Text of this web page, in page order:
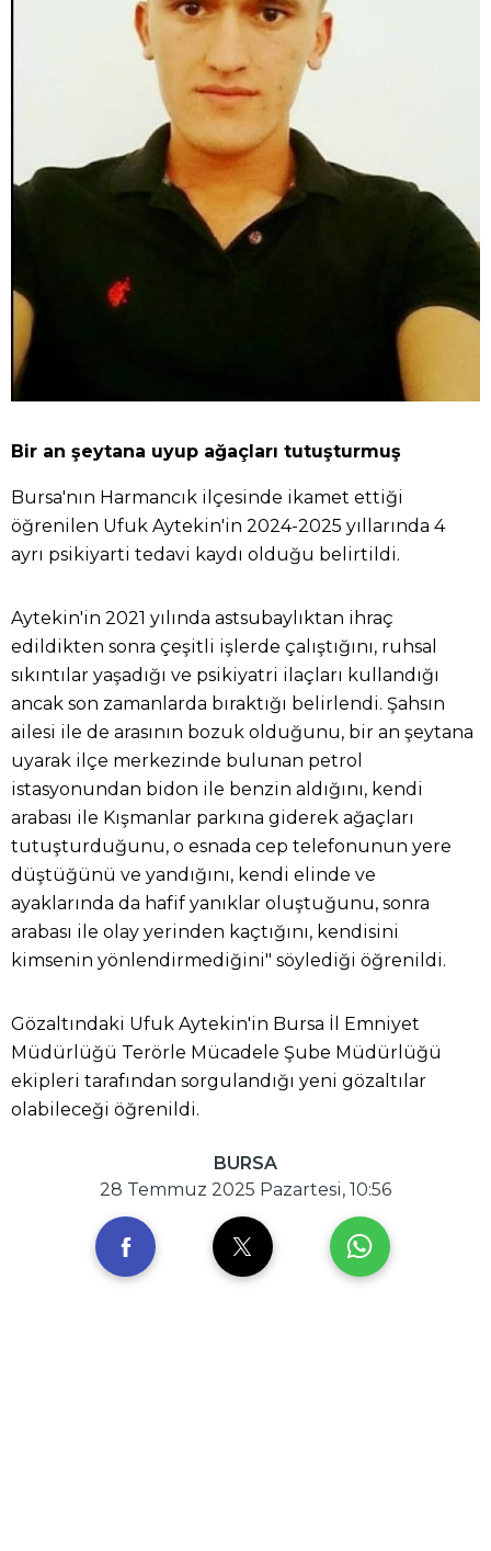
Bir an şeytana uyup ağaçları tutuşturmuş
Bursa'nın Harmancık ilçesinde ikamet ettiği
öğrenilen Ufuk Aytekin'in 2024-2025 yıllarında 4
ayrı psikiyarti tedavi kaydı olduğu belirtildi.
Aytekin'in 2021 yılında astsubaylıktan ihraç
edildikten sonra çeşitli işlerde çalıştığını, ruhsal
sıkıntılar yaşadığı ve psikiyatri ilaçları kullandığı
ancak son zamanlarda bıraktığı belirlendi. Şahsın
ailesi ile de arasının bozuk olduğunu, bir an şeytana
uyarak ilçe merkezinde bulunan petrol
istasyonundan bidon ile benzin aldığını, kendi
arabası ile Kışmanlar parkına giderek ağaçları
tutuşturduğunu, o esnada cep telefonunun yere
düştüğünü ve yandığını, kendi elinde ve
ayaklarında da hafif yanıklar oluştuğunu, sonra
arabası ile olay yerinden kaçtığını, kendisini
kimsenin yönlendirmediğini" söylediği öğrenildi.
Gözaltındaki Ufuk Aytekin'in Bursa İl Emniyet
Müdürlüğü Terörle Mücadele Şube Müdürlüğü
ekipleri tarafından sorgulandığı yeni gözaltılar
olabileceği öğrenildi.
BURSA
28 Temmuz 2025 Pazartesi, 10:56